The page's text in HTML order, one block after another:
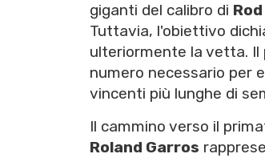
giganti del calibro di
Tuttavia, l'obiettivo
ulteriormente la vetta.
numero necessario per
vincenti più lunghe di
Il cammino verso il
Roland Garros